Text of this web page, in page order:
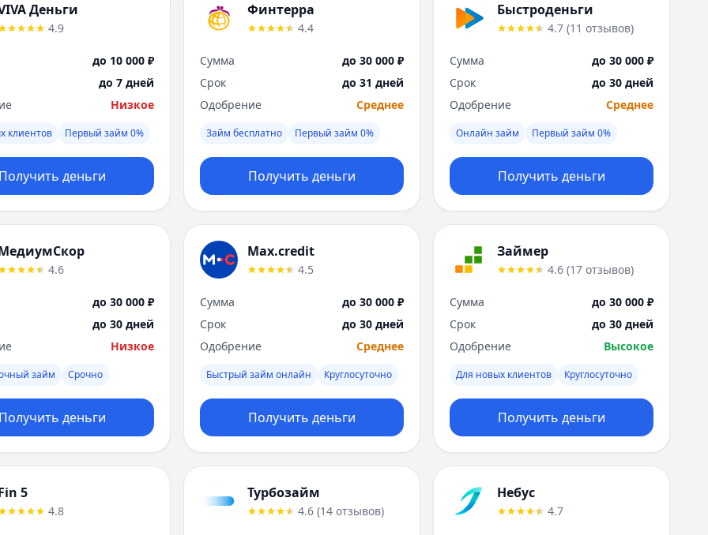
О
Омск
Оренбург
Р
Ростов-на-Дону
Рязань
С
Самара
Санкт-Петербург
Севастополь
Сургут
Томск
Тула
Тюмень
У
Ульяновск
Хабаровск
Деньги
4.9
до 10 000 ₽
до 7 дней
Низкое
клиентов Первый займ 0%
деньги
Финтерра
4.4
Сумма
до 30 000 ₽
Срок
до 31 дней
Одобрение
Среднее
Займ бесплатно Первый займ 0%
Получить деньги
Быстроденьги
4.7 (11 отзывов)
Сумма
до 30 000 ₽
Срок
до 30 дней
Одобрение
Среднее
Онлайн займ Первый займ 0%
Получить деньги
4.6
до 30 000 ₽
до 30 дней
Низкое
займ Срочно
деньги
Max.credit
4.5
Сумма
до 30 000 ₽
Срок
до 30 дней
Одобрение
Среднее
Быстрый займ онлайн Круглосуточно
Получить деньги
Займер
4.6 (17 отзывов)
Сумма
до 30 000 ₽
Срок
до 30 дней
Одобрение
Высокое
Для новых клиентов Круглосуточно
Получить деньги
5
4.8
Турбозайм
4.6 (14 отзывов)
Небус
4.7